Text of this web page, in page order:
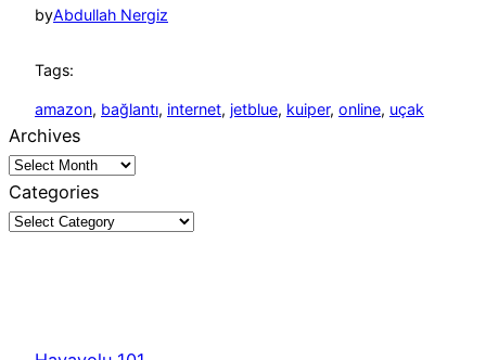
byAbdullah Nergiz
Tags:
amazon, bağlantı, internet, jetblue, kuiper, online, uçak
Archives
Categories